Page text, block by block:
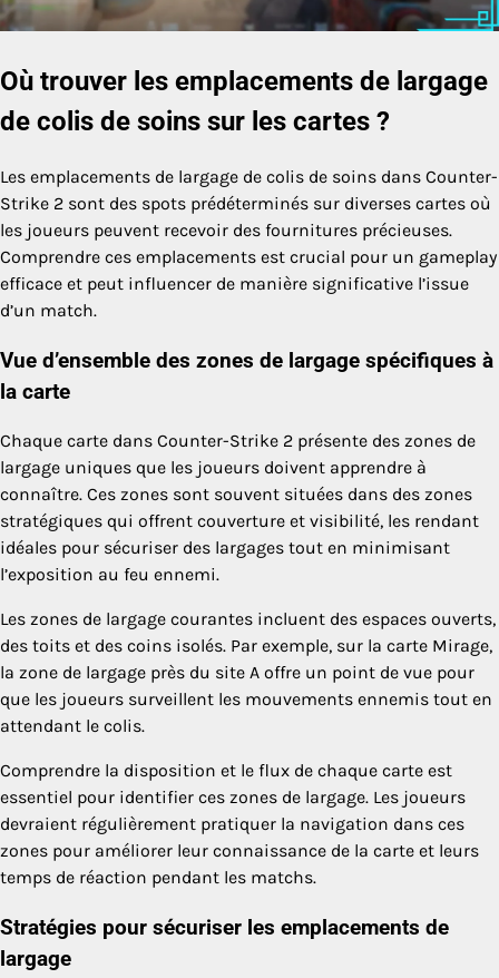
Où trouver les emplacements de largage
de colis de soins sur les cartes ?
Les emplacements de largage de colis de soins dans Counter-
Strike 2 sont des spots prédéterminés sur diverses cartes où
les joueurs peuvent recevoir des fournitures précieuses.
Comprendre ces emplacements est crucial pour un gameplay
efficace et peut influencer de manière significative l’issue
d’un match.
Vue d’ensemble des zones de largage spécifiques à
la carte
Chaque carte dans Counter-Strike 2 présente des zones de
largage uniques que les joueurs doivent apprendre à
connaître. Ces zones sont souvent situées dans des zones
stratégiques qui offrent couverture et visibilité, les rendant
idéales pour sécuriser des largages tout en minimisant
l’exposition au feu ennemi.
Les zones de largage courantes incluent des espaces ouverts,
des toits et des coins isolés. Par exemple, sur la carte Mirage,
la zone de largage près du site A offre un point de vue pour
que les joueurs surveillent les mouvements ennemis tout en
attendant le colis.
Comprendre la disposition et le flux de chaque carte est
essentiel pour identifier ces zones de largage. Les joueurs
devraient régulièrement pratiquer la navigation dans ces
zones pour améliorer leur connaissance de la carte et leurs
temps de réaction pendant les matchs.
Stratégies pour sécuriser les emplacements de
largage